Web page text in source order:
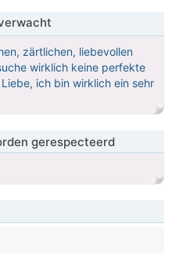
zärtlichen, liebevollen
wirklich keine perfekte
ich bin wirklich ein sehr
gerespecteerd